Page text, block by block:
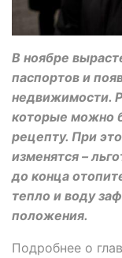
В ноябре
паспортов и
недвижимости.
которые можно
рецепту. При
изменятся –
до конца
тепло и воду
положения.
Подробнее о